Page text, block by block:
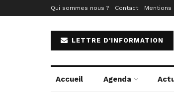
Qui sommes nous ? Contact Mentions
LETTRE D'INFORMATION
Accueil Agenda